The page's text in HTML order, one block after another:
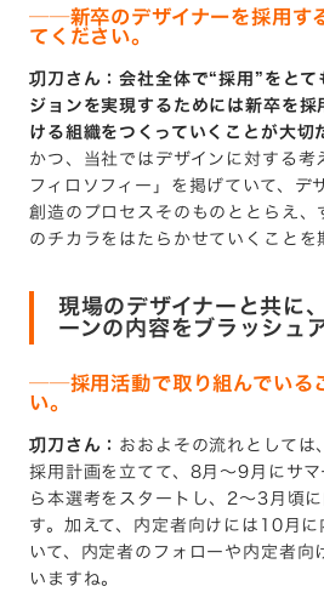
──新卒のデザイナーを採用す
てください。
㓛刀さん：会社全体で“採用”をと
ジョンを実現するためには新卒を
ける組織をつくっていくことが大切
かつ、当社ではデザインに対する考
フィロソフィー」を掲げていて、デ
創造のプロセスそのものととらえ、
のチカラをはたらかせていくことを
現場のデザイナーと共に
ーンの内容をブラッシュ
──採用活動で取り組んでいる
い。
㓛刀さん： おおよその流れとして
採用計画を立てて、8月〜9月にサ
ら本選考をスタートし、2〜3月頃
す。加えて、内定者向けには10月
いて、内定者のフォローや内定者向
いますね。